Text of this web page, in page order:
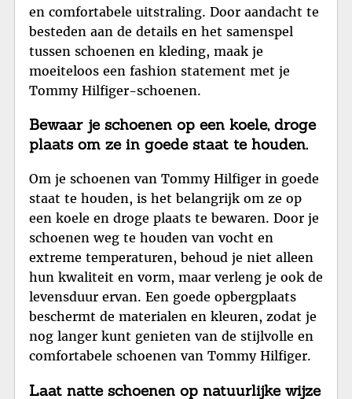
en comfortabele uitstraling. Door aandacht te
besteden aan de details en het samenspel
tussen schoenen en kleding, maak je
moeiteloos een fashion statement met je
Tommy Hilfiger-schoenen.
Bewaar je schoenen op een koele, droge
plaats om ze in goede staat te houden.
Om je schoenen van Tommy Hilfiger in goede
staat te houden, is het belangrijk om ze op
een koele en droge plaats te bewaren. Door je
schoenen weg te houden van vocht en
extreme temperaturen, behoud je niet alleen
hun kwaliteit en vorm, maar verleng je ook de
levensduur ervan. Een goede opbergplaats
beschermt de materialen en kleuren, zodat je
nog langer kunt genieten van de stijlvolle en
comfortabele schoenen van Tommy Hilfiger.
Laat natte schoenen op natuurlijke wijze